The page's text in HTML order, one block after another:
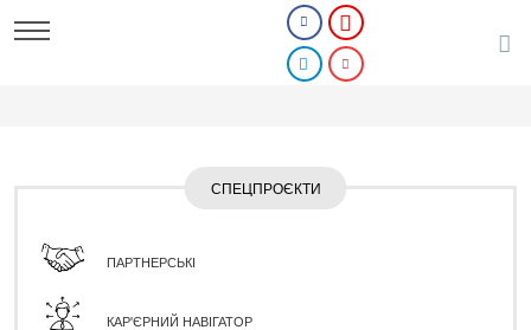
СПЕЦПРОЄКТИ
ПАРТНЕРСЬКІ
КАР'ЄРНИЙ НАВІГАТОР